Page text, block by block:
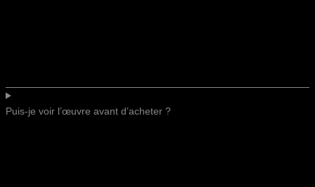
Puis-je voir l’œuvre avant d’acheter ?